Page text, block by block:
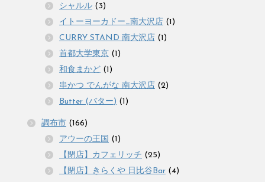
シャルル (3)
イトーヨーカドー_南大沢店 (1)
CURRY STAND 南大沢店 (1)
首都大学東京 (1)
和食まかど (1)
串かつ でんがな 南大沢店 (2)
Butter (バター) (1)
調布市 (166)
アウーの王国 (1)
【閉店】カフェリッチ (25)
【閉店】きらくや 日比谷Bar (4)